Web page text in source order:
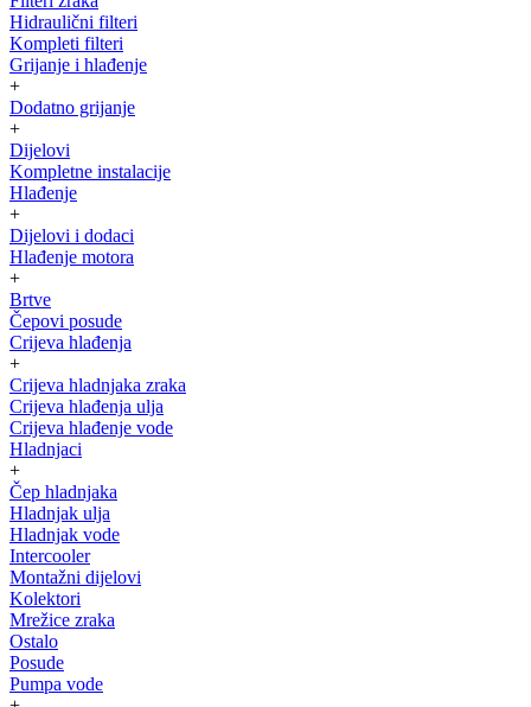
Hidraulični filteri
Kompleti filteri
Grijanje i hlađenje
+
Dodatno grijanje
+
Dijelovi
Kompletne instalacije
Hlađenje
+
Dijelovi i dodaci
Hlađenje motora
+
Brtve
Čepovi posude
Crijeva hlađenja
+
Crijeva hladnjaka zraka
Crijeva hlađenja ulja
Crijeva hlađenje vode
Hladnjaci
+
Čep hladnjaka
Hladnjak ulja
Hladnjak vode
Intercooler
Montažni dijelovi
Kolektori
Mrežice zraka
Ostalo
Posude
Pumpa vode